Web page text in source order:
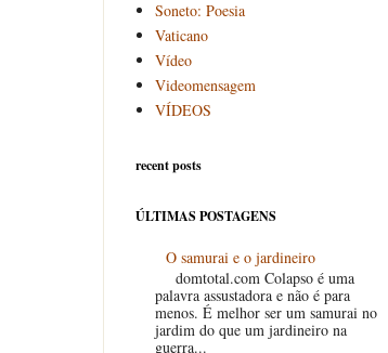
Soneto: Poesia
Vaticano
Vídeo
Videomensagem
VÍDEOS
recent posts
ÚLTIMAS POSTAGENS
O samurai e o jardineiro
domtotal.com Colapso é uma
palavra assustadora e não é para
menos. É melhor ser um samurai no
jardim do que um jardineiro na
guerra...